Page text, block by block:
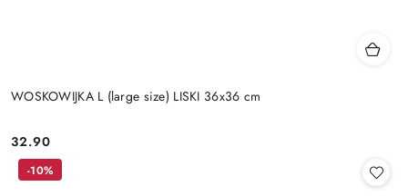
WOSKOWIJKA L (large size) LISKI 36x36 cm
Cena:
32.90
-10%